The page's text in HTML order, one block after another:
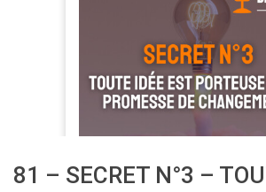
81 – SECRET N°3 –